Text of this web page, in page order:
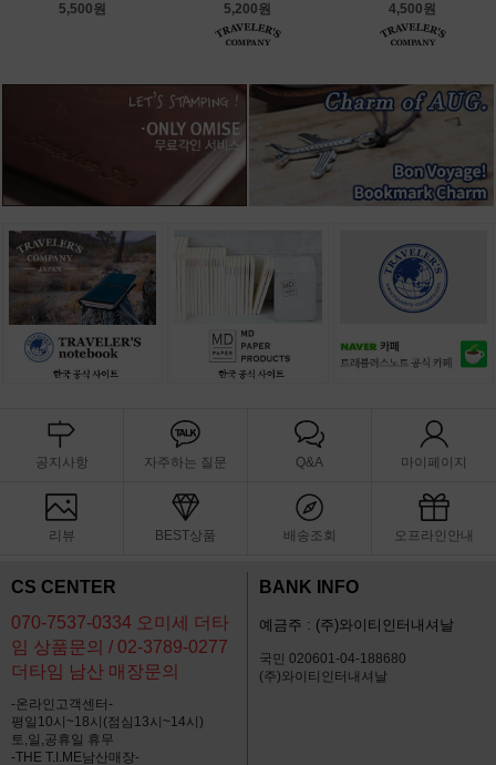
5,500원
5,200원
4,500원
공지사항 자주하는 질문 Q&A 마이페이지
리뷰 BEST상품 배송조회 오프라인안내
CS CENTER
070-7537-0334 오미세 더타
임 상품문의 / 02-3789-0277
더타임 남산 매장문의
-온라인고객센터-
평일10시~18시(점심13시~14시)
토,일,공휴일 휴무
-THE T.I.ME남산매장-
BANK INFO
예금주 : (주)와이티인터내셔날
국민 020601-04-188680
(주)와이티인터내셔날